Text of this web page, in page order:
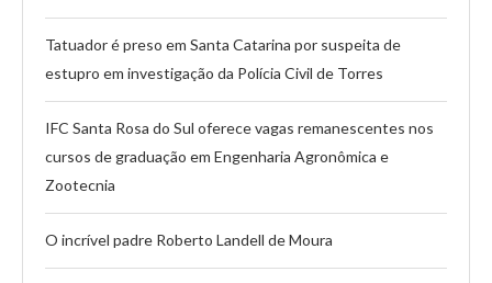
Tatuador é preso em Santa Catarina por suspeita de
estupro em investigação da Polícia Civil de Torres
IFC Santa Rosa do Sul oferece vagas remanescentes nos
cursos de graduação em Engenharia Agronômica e
Zootecnia
O incrível padre Roberto Landell de Moura